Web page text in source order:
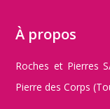
À propos
Roches et Pierres
Pierre des Corps